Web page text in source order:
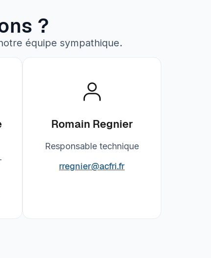
?
équipe sympathique.
Romain Regnier
Responsable technique
rregnier@acfri.fr